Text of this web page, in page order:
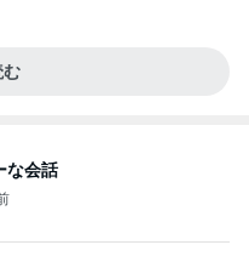
む
な会話